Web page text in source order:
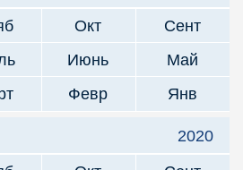
Окт
Сент
Июнь
Май
Февр Янв
2020